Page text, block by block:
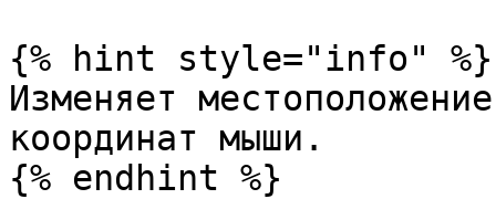
{% hint style="info" %}
Изменяет
координат мыши.
{% endhint %}